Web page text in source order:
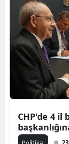
CHP'de 4 il